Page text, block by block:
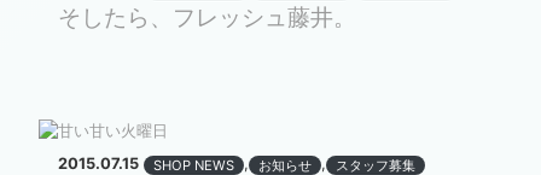
そしたら、フレッシュ藤井。
2015.07.15 SHOP NEWS , お知らせ , スタッフ募集